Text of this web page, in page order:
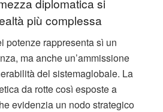
diplomatica si
più complessa
potenze rappresenta sì un
ma anche un’ammissione
del sistemaglobale. La
da rotte così esposte a
evidenzia un nodo strategico